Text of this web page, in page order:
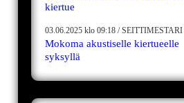
kiertue
03.06.2025 klo 09:18 /SEITTIMESTARI
Mokoma akustiselle kiertueelle
syksyllä